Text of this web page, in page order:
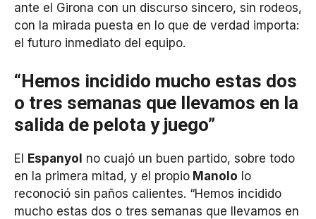
ante el Girona con un discurso sincero, sin rodeos,
con la mirada puesta en lo que de verdad importa:
el futuro inmediato del equipo.
“Hemos incidido mucho estas dos
o tres semanas que llevamos en la
salida de pelota y juego”
El Espanyol no cuajó un buen partido, sobre todo
en la primera mitad, y el propio Manolo lo
reconoció sin paños calientes. “Hemos incidido
mucho estas dos o tres semanas que llevamos en